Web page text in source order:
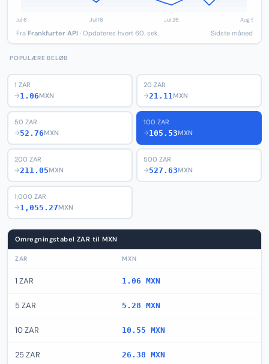
Fra Frankfurter API · Opdateres hvert 60. sek. Sidste måned
POPULÆRE BELØB
1 ZAR
→1.06MXN
20 ZAR
→21.11MXN
50 ZAR
→52.76MXN
100 ZAR
→105.53MXN
200 ZAR
→211.05MXN
500 ZAR
→527.63MXN
1,000 ZAR
→1,055.27MXN
Omregningstabel ZAR til MXN
ZAR MXN
1 ZAR 1.06 MXN
5 ZAR 5.28 MXN
10 ZAR 10.55 MXN
25 ZAR 26.38 MXN